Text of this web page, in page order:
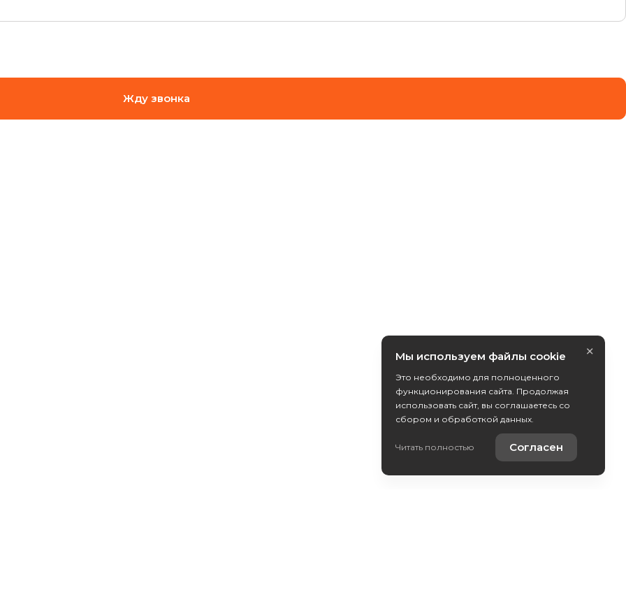
Жду звонка
Мы используем файлы cookie
Это необходимо для полноценного
функционирования сайта. Продолжая
использовать сайт, вы соглашаетесь со
сбором и обработкой данных.
Читать полностью Согласен
×